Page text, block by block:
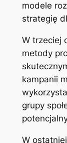
modele
strategię
W trzeciej
metody
kampanii
grupy
W